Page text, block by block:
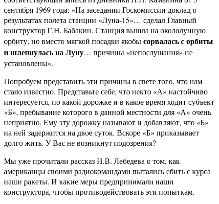
сентября 1969 года: «На заседании Госкомиссии доклад о
результатах полета станции «Луна-15»… сделал Главный
конструктор Г.Н. Бабакин. Станция вышла на окололунную
орбиту, но вместо мягкой посадки якобысорвалась с орбиты
и шлепнулась на Луну… причины «непослушания» не
установлены».
Попробуем представить эти причины в свете того, что нам
стало известно. Представьте себе, что некто «А» настойчиво
интересуется, по какой дорожке и в какое время ходит субъект
«Б», пребывание которого в данной местности для «А» очень
неприятно. Ему эту дорожку называют и добавляют, что «Б»
на ней задержится на двое суток. Вскоре «Б» приказывает
долго жить. У Вас не возникнут подозрения?
Мы уже прочитали рассказ Н.В. Лебедева о том, как
американцы своими радиокомандами пытались сбить с курса
наши ракеты. И какие меры предпринимали наши
конструктора, чтобы противодействовать эти попыткам.